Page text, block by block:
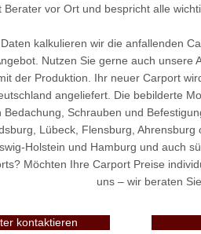
Berater vor Ort und bespricht alle
kalkulieren wir die anfallenden
Nutzen Sie gerne auch unsere
der Produktion. Ihr neuer Carport
angeliefert. Die bebilderte
Bedachung, Schrauben und
Lübeck, Flensburg,
Holstein und Hamburg und auch
Möchten Ihre Carport Preise
uns – wir beraten
kontaktieren